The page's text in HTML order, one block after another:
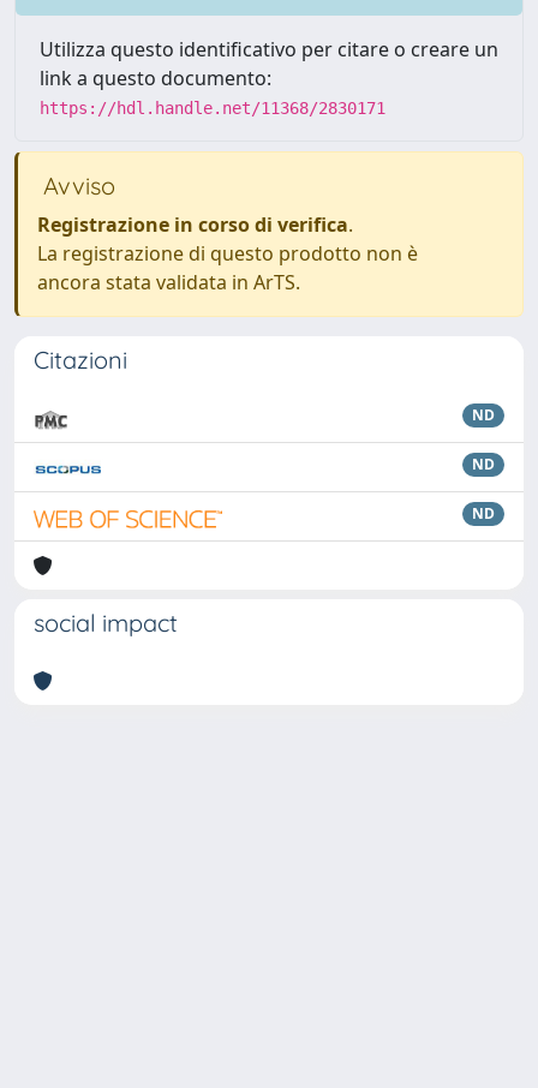
Utilizza questo identificativo per citare o creare un
link a questo documento:
https://hdl.handle.net/11368/2830171
Avviso
Registrazione in corso di verifica.
La registrazione di questo prodotto non è
ancora stata validata in ArTS.
Citazioni
ND
ND
ND
social impact